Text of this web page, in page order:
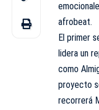
afrobeat.
El primer
lidera un
como
proyecto
recorrerá